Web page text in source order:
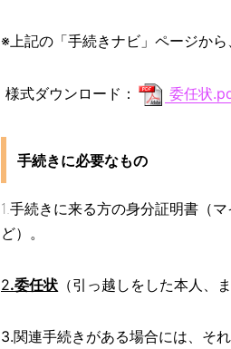
※上記の「手続きナビ」ページか
様式ダウンロード： 委任状
手続きに必要なもの
1.手続きに来る方の身分証明書 （
ど）。
2.委任状 （引っ越しをした本人、
3.関連手続きがある場合には、それ